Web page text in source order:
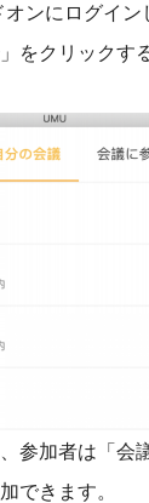
ンにログイン
をクリックす
参加者は「会
できます。